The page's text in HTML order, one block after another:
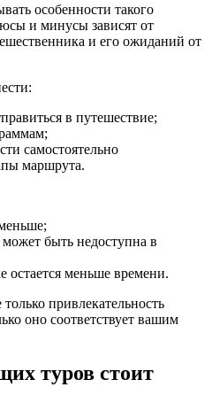
особенности такого
и минусы зависят от
и его ожиданий от
в путешествие;
самостоятельно
маршрута.
быть недоступна в
остается меньше времени.
привлекательность
оно соответствует вашим
туров стоит